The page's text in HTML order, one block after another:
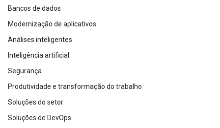
Bancos de dados
Modernização de aplicativos
Análises inteligentes
Inteligência artificial
Segurança
Produtividade e transformação do trabalho
Soluções do setor
Soluções de DevOps